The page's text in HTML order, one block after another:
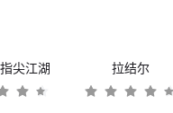
尖江湖 拉结尔